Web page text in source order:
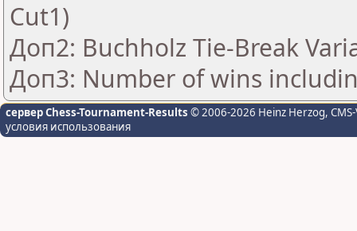
Cut1)
Доп2: Buchholz Tie-Break
Доп3: Number of wins
сервер Chess-Tournament-Results © 2006-2026 Heinz Herzog,
условия использования